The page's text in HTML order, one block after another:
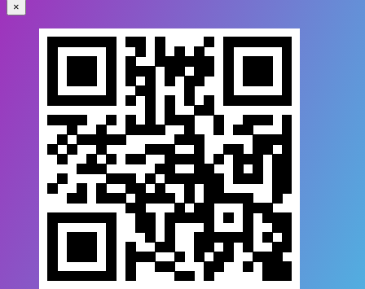
×